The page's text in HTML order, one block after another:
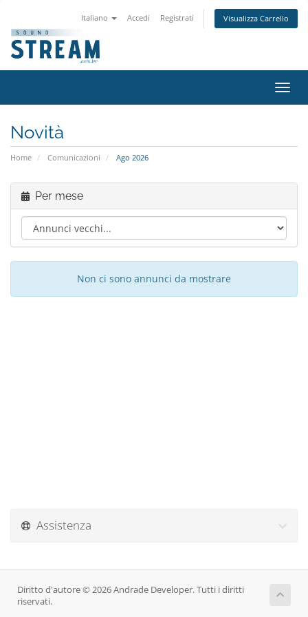
Italiano Accedi Registrati Visualizza Carrello
Attiva
Novità
Home Comunicazioni Ago 2026
Per mese
Non ci sono annunci da mostrare
Assistenza
Diritto d'autore © 2026 Andrade Developer. Tutti i diritti
riservati.